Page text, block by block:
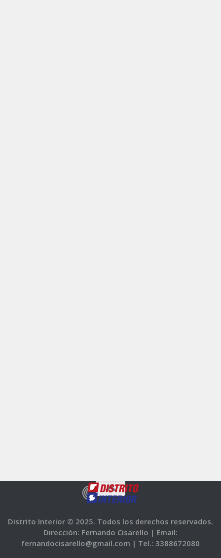
Distrito Interior © 2025. Todos los derechos reservados.
Dirección: Fernando Cisarello | Email:
fernandocisarello@gmail.com | Tel.: 3388672080